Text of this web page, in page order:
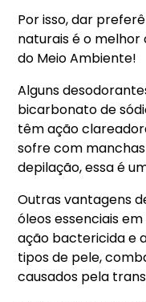
Por isso, dar
naturais é o
do Meio Ambiente!
Alguns
bicarbonato de
têm ação
sofre com
depilação, essa é
Outras vantagens
óleos essenciais
ação bactericida e
tipos de pele,
causados pela